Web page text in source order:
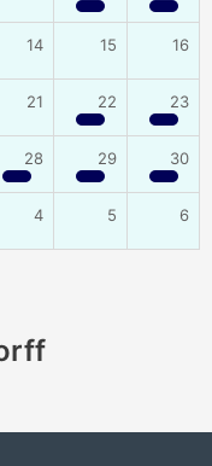
14 15 16
21 22 23
28 29 30
4 5 6